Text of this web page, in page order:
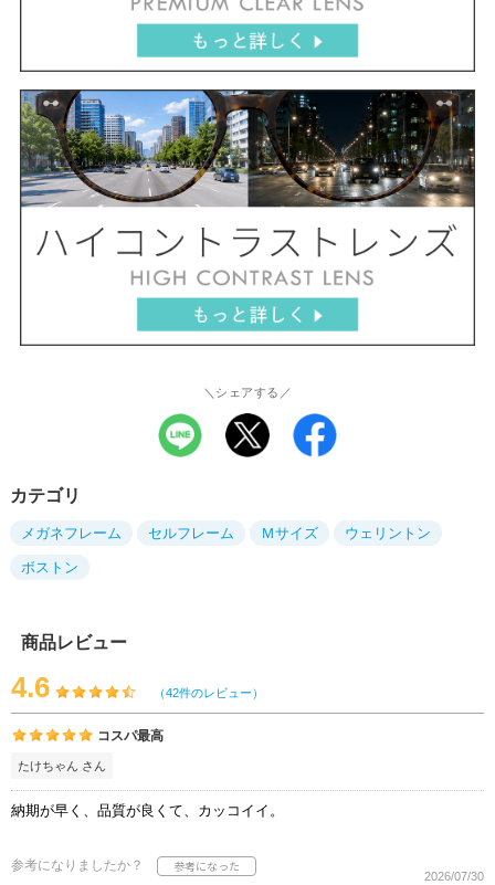
＼シェアする／
カテゴリ
メガネフレーム セルフレーム Ｍサイズ ウェリントン
ボストン
商品レビュー
4.6 （42件のレビュー）
コスパ最高
たけちゃん さん
納期が早く、品質が良くて、カッコイイ。
参考になりましたか？
2026/07/30